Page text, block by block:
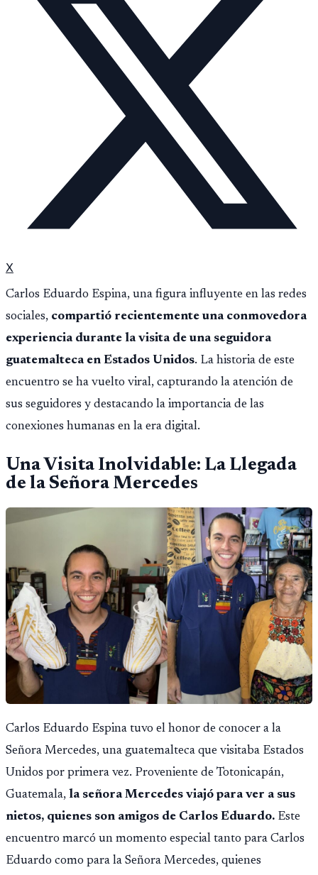
X
Carlos Eduardo Espina, una figura influyente en las redes
sociales, compartió recientemente una conmovedora
experiencia durante la visita de una seguidora
guatemalteca en Estados Unidos. La historia de este
encuentro se ha vuelto viral, capturando la atención de
sus seguidores y destacando la importancia de las
conexiones humanas en la era digital.
Una Visita Inolvidable: La Llegada
de la Señora Mercedes
Carlos Eduardo Espina tuvo el honor de conocer a la
Señora Mercedes, una guatemalteca que visitaba Estados
Unidos por primera vez. Proveniente de Totonicapán,
Guatemala, la señora Mercedes viajó para ver a sus
nietos, quienes son amigos de Carlos Eduardo. Este
encuentro marcó un momento especial tanto para Carlos
Eduardo como para la Señora Mercedes, quienes